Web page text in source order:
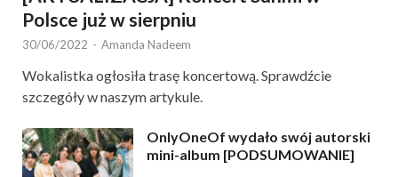
Polsce już w sierpniu
30/06/2022 - Amanda Nadeem
Wokalistka ogłosiła trasę koncertową. Sprawdźcie
szczegóły w naszym artykule.
OnlyOneOf wydało swój autorski
mini-album [PODSUMOWANIE]